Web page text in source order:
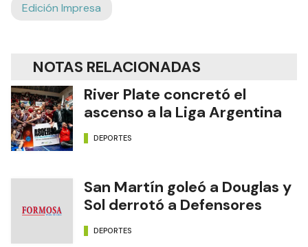
Edición Impresa
NOTAS RELACIONADAS
River Plate concretó el
ascenso a la Liga Argentina
DEPORTES
San Martín goleó a Douglas y
Sol derrotó a Defensores
DEPORTES